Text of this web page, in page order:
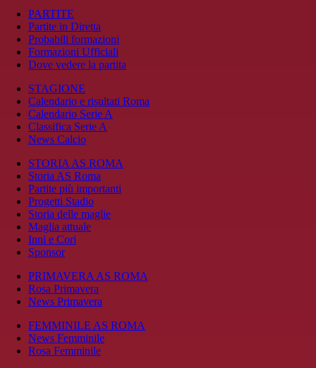
PARTITE
Partite in Diretta
Probabili formazioni
Formazioni Ufficiali
Dove vedere la partita
STAGIONE
Calendario e risultati Roma
Calendario Serie A
Classifica Serie A
News Calcio
STORIA AS ROMA
Storia AS Roma
Partite più importanti
Progetti Stadio
Storia delle maglie
Maglia attuale
Inni e Cori
Sponsor
PRIMAVERA AS ROMA
Rosa Primavera
News Primavera
FEMMINILE AS ROMA
News Femminile
Rosa Femminile